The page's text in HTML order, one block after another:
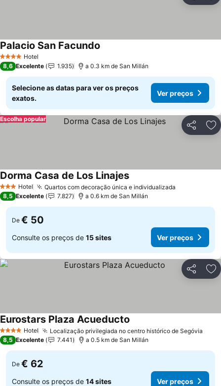
4 EstrelasHotel
Palacio San Facundo
8,6 Excelente 1.935 a 0.3 km de San Millán
Selecione as datas para ver os preços
exatos.
Ver preços
Partilhar
Escolha popular
3 EstrelasHotel Quartos com decoração única e individualizada
Dorma Casa de Los Linajes
8,5 Excelente 7.827 a 0.6 km de San Millán
De € 50
Consulte os preços de 15 sites Ver preços
Partilhar
4 EstrelasHotel Localização privilegiada no centro histórico de Segóvia
Eurostars Plaza Acueducto
8,5 Excelente 7.441 a 0.5 km de San Millán
De € 62
Consulte os preços de 14 sites Ver preços